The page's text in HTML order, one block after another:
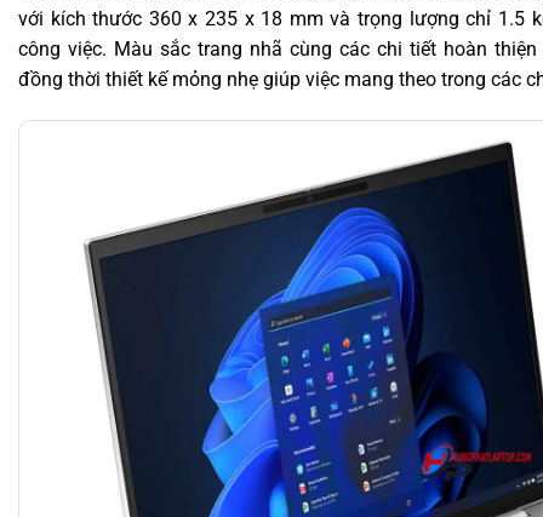
với kích thước 360 x 235 x 18 mm và trọng lượng chỉ 1.5
công việc. Màu sắc trang nhã cùng các chi tiết hoàn
đồng thời thiết kế mỏng nhẹ giúp việc mang theo trong các